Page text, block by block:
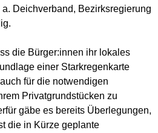
Deichverband, Bezirksregierung
die Bürger:innen ihr lokales
einer Starkregenkarte
für die notwendigen
Privatgrundstücken zu
gäbe es bereits Überlegungen,
die in Kürze geplante